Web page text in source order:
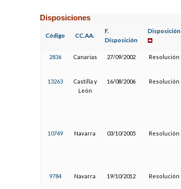
Disposiciones
Código CC.AA.
F.
Disposición
Disposición
2836 Canarias 27/09/2002 Resolución
13263
Castilla y
León
16/08/2006 Resolución
10749 Navarra 03/10/2005 Resolución
9784 Navarra 19/10/2012 Resolución